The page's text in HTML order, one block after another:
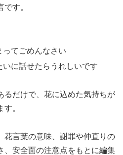
す。
てごめんなさい
いに話せたらうれしいです
るだけで、花に込めた気持ちが
。
言葉の意味、謝罪や仲直りの
、安全面の注意点をもとに編集